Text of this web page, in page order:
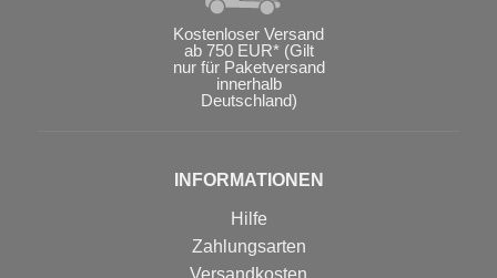
Kostenloser Versand
ab 750 EUR* (Gilt
nur für Paketversand
innerhalb
Deutschland)
INFORMATIONEN
Hilfe
Zahlungsarten
Versandkosten